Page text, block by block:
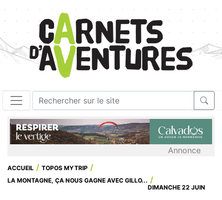
Annonce
ACCUEIL
TOPOS MYTRIP
LA MONTAGNE, ÇA NOUS GAGNE AVEC GILLO...
DIMANCHE 22 JUIN